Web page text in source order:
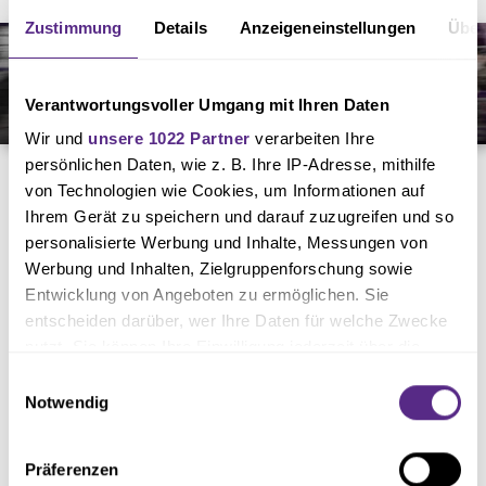
Zustimmung Details Anzeigeneinstellungen
Verantwortungsvoller Umgang mit Ihren Daten
Wir und unsere 1022 Partner verarbeiten Ihre
persönlichen Daten, wie z. B. Ihre IP-Adresse, mithilfe
von Technologien wie Cookies, um Informationen auf
Ihrem Gerät zu speichern und darauf zuzugreifen und so
personalisierte Werbung und Inhalte, Messungen von
Werbung und Inhalten, Zielgruppenforschung sowie
Entwicklung von Angeboten zu ermöglichen. Sie
entscheiden darüber, wer Ihre Daten für welche Zwecke
Trigger Symbol ändern oder widerrufen
Informationen über Ihre geografische Lage erfassen,
Notwendig
Präferenzen
FAMILIENBLOCK
In der unteren Hälfte des Block Q2 auf der Stadtwerke Osnabrück-
Südtribüne (Plätze 1-14) sowie im Block E2 (Plätze 1-19) auf der Sparkasse
Osnabrück-Nordtribüne stehen ausgewiesene Familienblöcke zur
Vollzahlerpreis und können für nur 3,00 Euro (pro Kind) ihre Kinder (bis
einschließlich 14 Jahre) mitnehmen. Bis einschließlich fünf Jahre ist der